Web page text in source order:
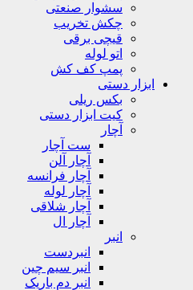
سشوار صنعتی
چکش تخریب
قیچی برقی
اتو لوله
پمپ کف کش
ابزار دستی
بکس ریلی
کیت ابزار دستی
آچار
ست آچار
آچار آلن
آچار فرانسه
آچار لوله
آچار شلاقی
آچار ال
انبر
انبردست
انبر سیم چین
انبر دم باریک